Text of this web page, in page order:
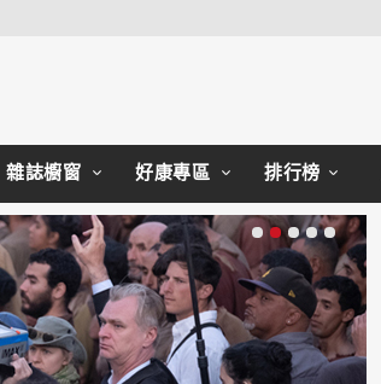
雜誌櫥窗 好康專區 排行榜